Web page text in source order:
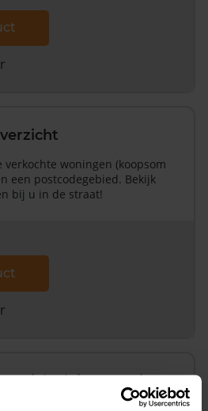
verkochte woningen (koopsom
een postcodegebied. Bekijk
bij u in de straat!
(1 jaar gratis